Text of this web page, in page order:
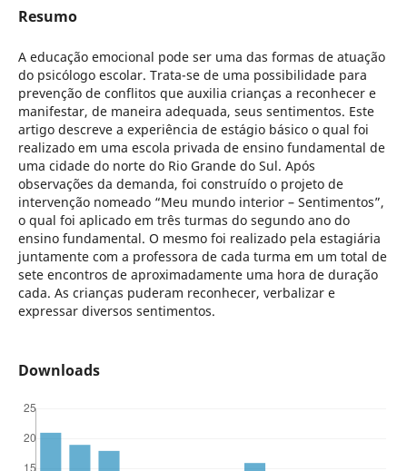
Resumo
A educação emocional pode ser uma das formas de atuação
do psicólogo escolar. Trata-se de uma possibilidade para
prevenção de conflitos que auxilia crianças a reconhecer e
manifestar, de maneira adequada, seus sentimentos. Este
artigo descreve a experiência de estágio básico o qual foi
realizado em uma escola privada de ensino fundamental de
uma cidade do norte do Rio Grande do Sul. Após
observações da demanda, foi construído o projeto de
intervenção nomeado “Meu mundo interior – Sentimentos”,
o qual foi aplicado em três turmas do segundo ano do
ensino fundamental. O mesmo foi realizado pela estagiária
juntamente com a professora de cada turma em um total de
sete encontros de aproximadamente uma hora de duração
cada. As crianças puderam reconhecer, verbalizar e
expressar diversos sentimentos.
Downloads